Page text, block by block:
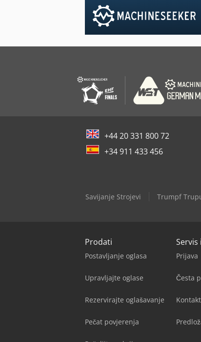
+44 20 331 800 72
+34 911 433 456
Savijanje Strojevi Trumpf
Prodati
Postavljanje oglasa
Upravljajte oglase
Rezervirajte oglašavanje
Pečat povjerenja
Servis
Prijava
Česta
Kontakt